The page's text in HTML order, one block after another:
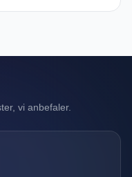
vi anbefaler.